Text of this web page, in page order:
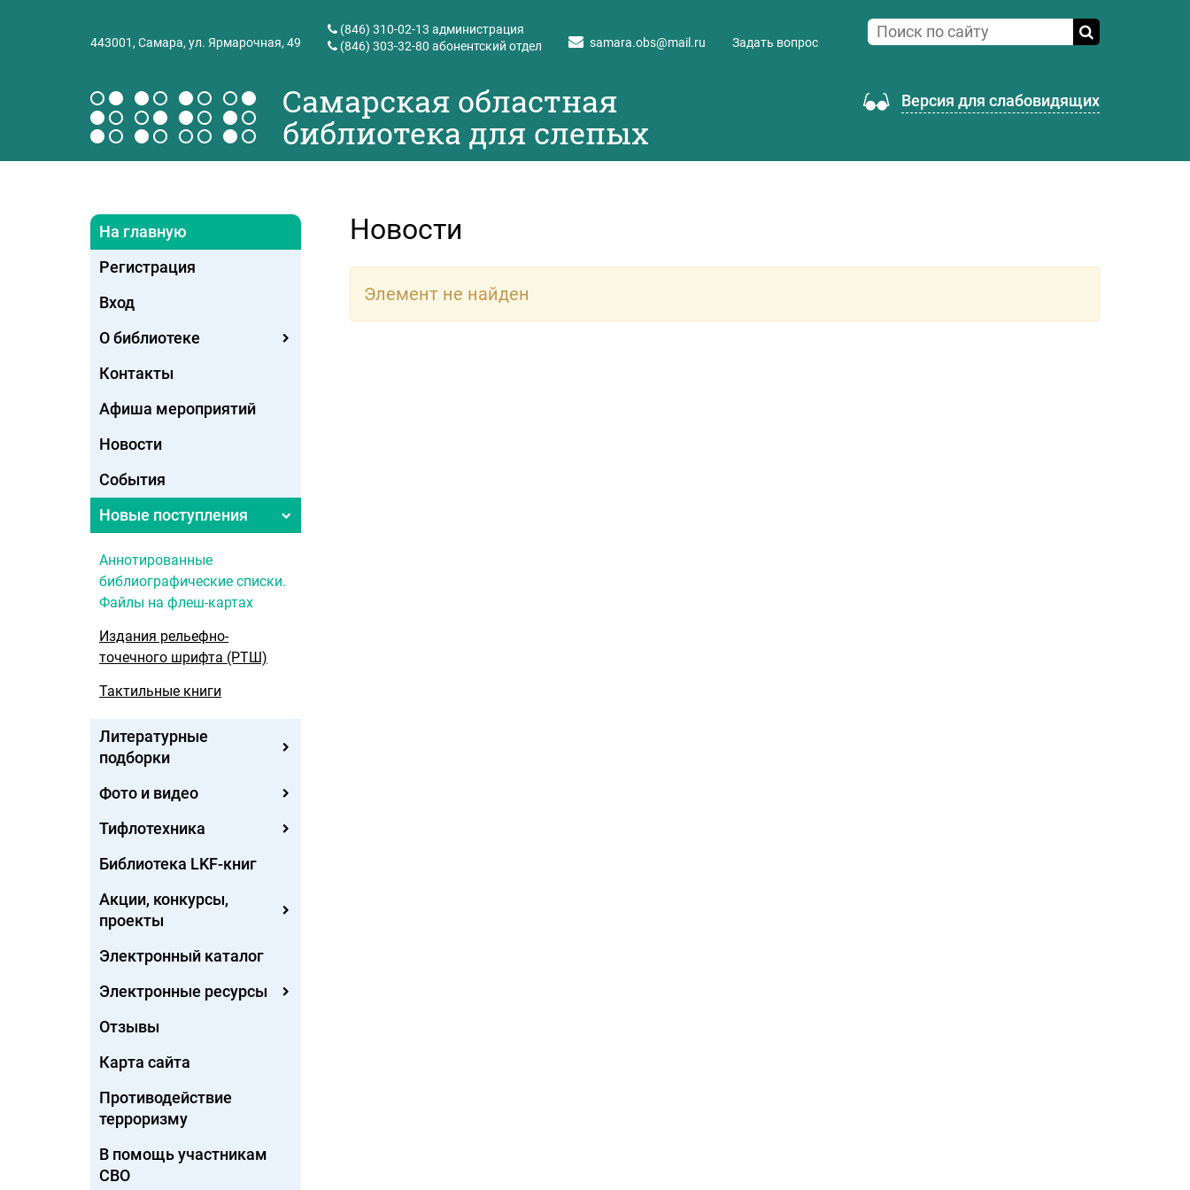
443001, Самара, ул. Ярмарочная, 49
(846) 310-02-13 администрация
(846) 303-32-80 абонентский отдел samara.obs@mail.ru Задать вопрос
Самарская областная
библиотека для слепых
Версия для слабовидящих
На главную
Регистрация
Вход
О библиотеке
Контакты
Афиша мероприятий
Новости
События
Новые поступления
Аннотированные
библиографические списки.
Файлы на флеш-картах
Издания рельефно-
точечного шрифта (РТШ)
Тактильные книги
Литературные
подборки
Фото и видео
Тифлотехника
Библиотека LKF-книг
Акции, конкурсы,
проекты
Электронный каталог
Электронные ресурсы
Отзывы
Карта сайта
Противодействие
терроризму
В помощь участникам
СВО
Новости
Элемент не найден